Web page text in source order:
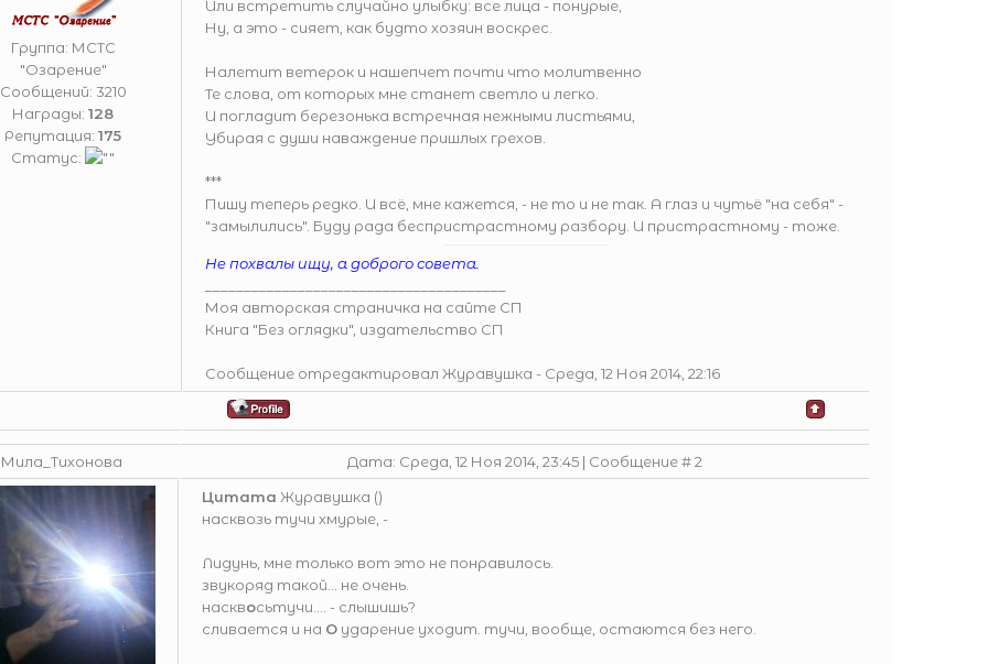
Группа: МСТС
"Озарение"
Сообщений: 3210
Награды: 128
Репутация: 175
Статус:
Или встретить случайно улыбку: все лица - понурые,
Ну, а это - сияет, как будто хозяин воскрес.
Налетит ветерок и нашепчет почти что молитвенно
Те слова, от которых мне станет светло и легко.
И погладит березонька встречная нежными листьями,
Убирая с души наваждение пришлых грехов.
***
Пишу теперь редко. И всё, мне кажется, - не то и не так. А глаз и чутьё "на себя" -
"замылились". Буду рада беспристрастному разбору. И пристрастному - тоже.
Не похвалы ищу, а доброго совета.
Моя авторская страничка на сайте СП
Книга "Без оглядки", издательство СП
Сообщение отредактировал Журавушка - Среда, 12 Ноя 2014, 22:16
Мила_Тихонова Дата: Среда, 12 Ноя 2014, 23:45 | Сообщение #2
Цитата Журавушка ()
насквозь тучи хмурые, -
Лидунь, мне только вот это не понравилось.
звукоряд такой... не очень.
насквосьтучи.... - слышишь?
сливается и на О ударение уходит. тучи, вообще, остаются без него.